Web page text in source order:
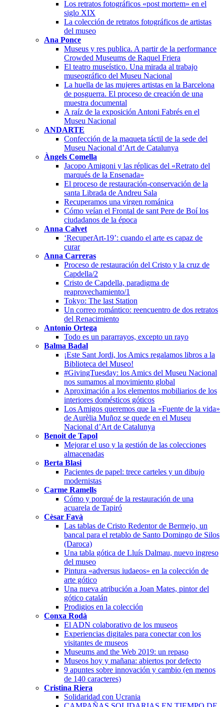
Los retratos fotográficos «post mortem» en el
siglo XIX
La colección de retratos fotográficos de artistas
del museo
Ana Ponce
Museus y res publica. A partir de la performance
Crowded Museums de Raquel Friera
El teatro museístico. Una mirada al trabajo
museográfico del Museu Nacional
La huella de las mujeres artistas en la Barcelona
de posguerra. El proceso de creación de una
muestra documental
A raíz de la exposición Antoni Fabrés en el
Museu Nacional
ANDARTE
Confección de la maqueta táctil de la sede del
Museu Nacional d’Art de Catalunya
Àngels Comella
Jacopo Amigoni y las réplicas del «Retrato del
marqués de la Ensenada»
El proceso de restauración-conservación de la
santa Librada de Andreu Sala
Recuperamos una virgen románica
Cómo veían el Frontal de sant Pere de Boí los
ciudadanos de la época
Anna Calvet
‘RecuperArt-19’: cuando el arte es capaz de
curar
Anna Carreras
Proceso de restauración del Cristo y la cruz de
Capdella/2
Cristo de Capdella, paradigma de
reaprovechamiento/1
Tokyo: The last Station
Un correo romántico: reencuentro de dos retratos
del Renacimiento
Antonio Ortega
Todo es un pararrayos, excepto un rayo
Balma Badal
¡Este Sant Jordi, los Amics regalamos libros a la
Biblioteca del Museo!
#GivingTuesday: los Amics del Museu Nacional
nos sumamos al movimiento global
Aproximación a los elementos mobiliarios de los
interiores domésticos góticos
Los Amigos queremos que la «Fuente de la vida»
de Aurèlia Muñoz se quede en el Museu
Nacional d’Art de Catalunya
Benoit de Tapol
Mejorar el uso y la gestión de las colecciones
almacenadas
Berta Blasi
Pacientes de papel: trece carteles y un dibujo
modernistas
Carme Ramells
Cómo y porqué de la restauración de una
acuarela de Tapiró
Cèsar Favà
Las tablas de Cristo Redentor de Bermejo, un
bancal para el retablo de Santo Domingo de Silos
(Daroca)
Una tabla gótica de Lluís Dalmau, nuevo ingreso
del museo
Pintura «adversus iudaeos» en la colección de
arte gótico
Una nueva atribución a Joan Mates, pintor del
gótico catalán
Prodigios en la colección
Conxa Rodà
El ADN colaborativo de los museos
Experiencias digitales para conectar con los
visitantes de museos
Museums and the Web 2019: un repaso
Museos hoy y mañana: abiertos por defecto
9 apuntes sobre innovación y cambio (en menos
de 140 caracteres)
Cristina Riera
Solidaridad con Ucrania